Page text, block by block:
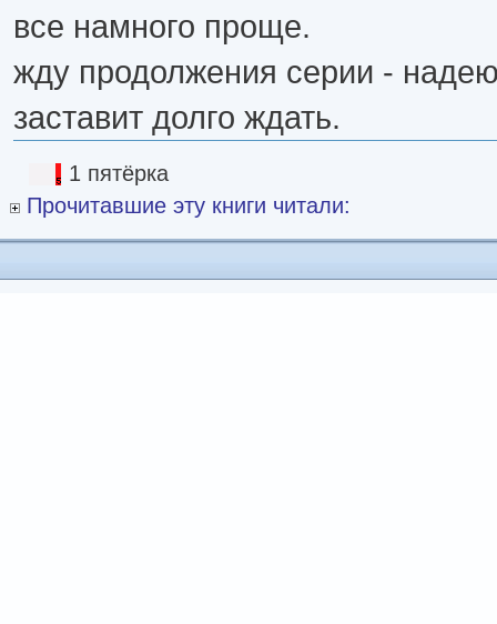
все намного проще.
жду продолжения серии -
заставит долго ждать.
1 пятёрка
Прочитавшие эту книги читали: